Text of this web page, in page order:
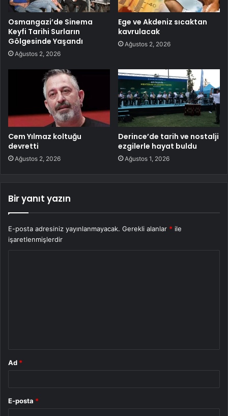
Osmangazi’de Sinema
Keyfi Tarihi Surların
Gölgesinde Yaşandı
Ağustos 2, 2026
Ege ve Akdeniz sıcaktan
kavrulacak
Ağustos 2, 2026
Cem Yılmaz koltuğu
devretti
Ağustos 2, 2026
Derince’de tarih ve nostalji
ezgilerle hayat buldu
Ağustos 1, 2026
Bir yanıt yazın
E-posta adresiniz yayınlanmayacak. Gerekli alanlar * ile
işaretlenmişlerdir
Ad *
E-posta *